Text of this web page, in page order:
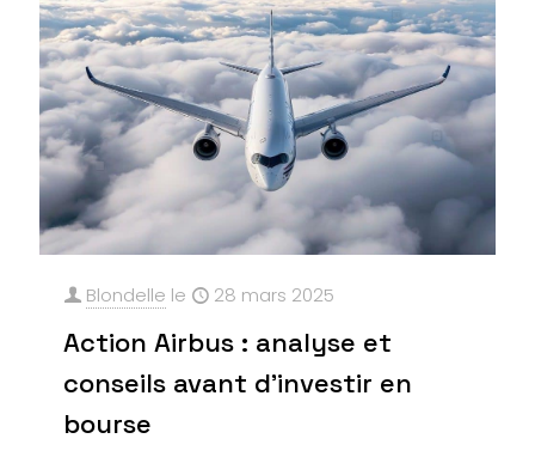
Blondelle le 28 mars 2025
Action Airbus : analyse et
conseils avant d’investir en
bourse